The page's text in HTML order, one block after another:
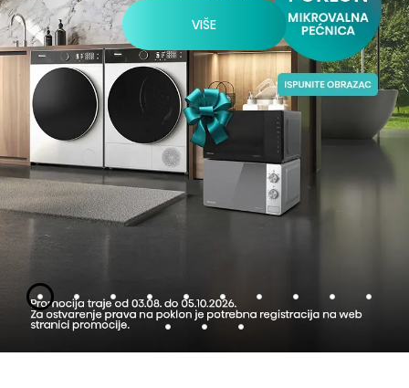
VIŠE
Slajd 1Slajd 2Slajd 3Slajd 4Slajd 5Slajd 6Slajd 7Slajd 8Slajd 9Slajd
Slajd 11Slajd 12Slajd 13